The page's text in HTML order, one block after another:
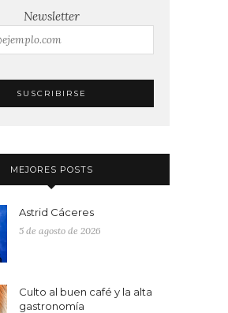
Newsletter
MEJORES POSTS
Astrid Cáceres
5 de agosto de 2026
Culto al buen café y la alta
gastronomía